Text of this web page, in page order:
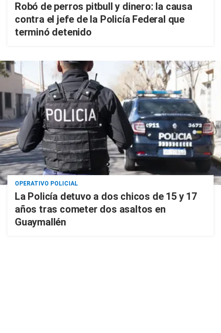
Robó de perros pitbull y dinero: la causa
contra el jefe de la Policía Federal que
terminó detenido
OPERATIVO POLICIAL
La Policía detuvo a dos chicos de 15 y 17
años tras cometer dos asaltos en
Guaymallén